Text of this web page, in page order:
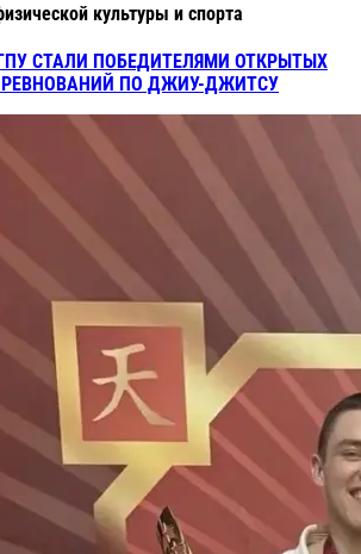
культуры и спорта
СТАЛИ ПОБЕДИТЕЛЯМИ ОТКРЫТЫХ
ПО ДЖИУ-ДЖИТСУ